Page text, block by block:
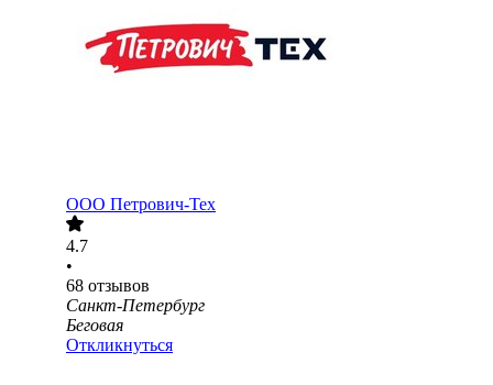
ООО Петрович-Тех
4.7
•
68 отзывов
Санкт-Петербург
Беговая
Откликнуться